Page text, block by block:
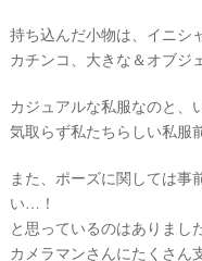
持ち込んだ小物は、イニシ
カチンコ、大きな＆オブジ
カジュアルな私服なのと、
気取らず私たちらしい私服
また、ポーズに関しては事
い…！
と思っているのはありまし
カメラマンさんにたくさん